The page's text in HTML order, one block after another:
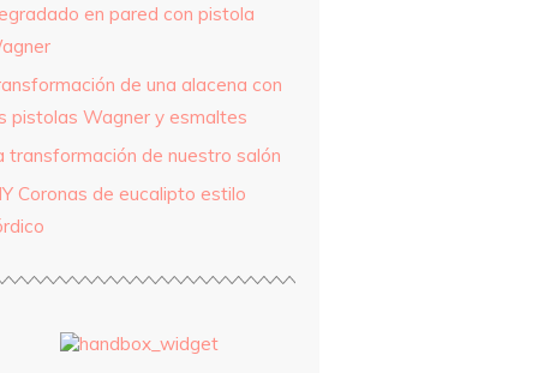
en pared con pistola
de una alacena con
pistolas Wagner y esmaltes
transformación de nuestro salón
Coronas de eucalipto estilo